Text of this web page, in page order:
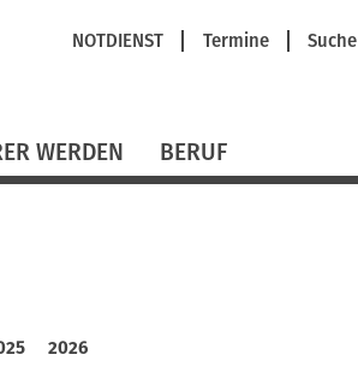
Navigation
NOTDIENST Termine Suche
WERDEN BERUF
2026